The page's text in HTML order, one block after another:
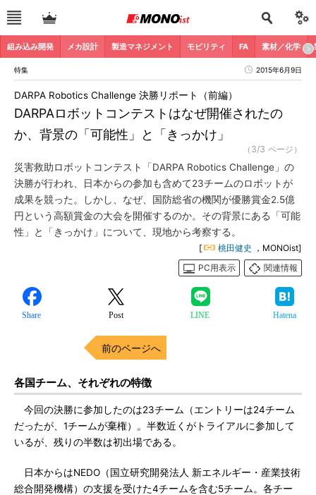
組み込み開発 メカ設計 製造マネジメント モビリティ FA 素材／化学
特集 2015年6月9日
DARPAロボットコンテストはなぜ開催されたの
か、背景の「可能性」と「きっかけ」
DARPA Robotics Challenge 決勝リポート（前編）
（3/3 ページ）
災害救助ロボットコンテスト「DARPA Robotics Challenge」の
決勝が行われ、日本からの参加も含めて23チームのロボットが
成果を競った。しかし、なぜ、国防総省の機関が優勝賞金2.5億
円という高額賞金の大会を開催するのか。その背景にある「可能
性」と「きっかけ」について、現地から考察する。
[ 桃田健史
，MONOist]
PC用表示
関連情報
Share Post LINE Hatena
前のページへ
各国チーム、それぞれの特徴
今回の決勝に参加したのは23チーム（エントリーは24チーム
だったが、1チームが棄権）。半数近くがトライアルに参加して
いるが、残りの半数は初出場である。
日本からはNEDO（国立研究開発法人 新エネルギー・産業技術
総合開発機構）の支援を受けた4チームを含む5チーム。各チー